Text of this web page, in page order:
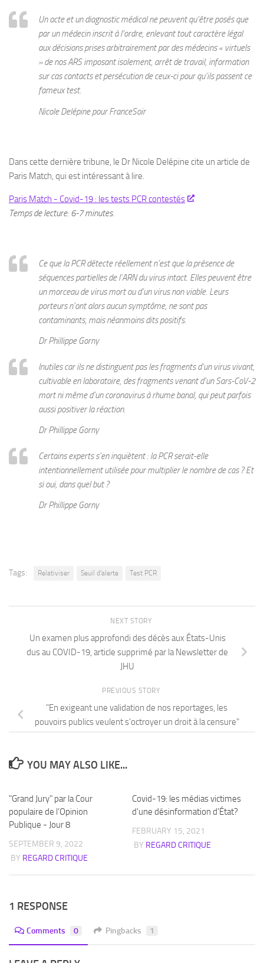
Un acte et un diagnostic médical ne peuvent qu’être posés que
par un médecin inscrit à l’ordre, enlevant tout caractère légal
aux décisions prises arbitrairement par des médecins « virtuels
» de nos ARS imposant isolement, arrêt de travail, information
sur cas contacts et persécution de ceux-ci pour qu’ils passent ce
fameux test.
Nicole Delépine pour FranceSoir
Dans cette dernière tribune, le Dr Nicole Delépine cite un article de
Paris Match, qui est intéressant à lire.
Paris Match - Covid-19 : les tests PCR contestés
Temps de lecture: 6-7 minutes.
Ce que la PCR détecte réellement n’est que la présence de
séquences partielles de l’ARN du virus intact. Elles peuvent être
un morceau de virus mort ou d’un virus non viable. Leurs
porteurs n’ont alors aucun symptôme, ne sont pas
contaminants, mais néanmoins dits positifs.
Dr Phillippe Gorny
Inutiles car ils ne distinguent pas les fragments d’un virus vivant,
cultivable en laboratoire, des fragments venant d’un Sars-CoV-2
mort ni même d’un coronavirus à rhume banal, qui peut parfois
aussi positiver la réaction.
Dr Phillippe Gorny
Certains experts s’en inquiètent : la PCR serait-elle
intentionnellement utilisée pour multiplier le nombre de cas ? Et
si oui, dans quel but ?
Dr Phillippe Gorny
Tags: Relativiser Seuil d'alerte Test PCR
NEXT STORY
Un examen plus approfondi des décès aux États-Unis
dus au COVID-19, article supprimé par la Newsletter de
JHU
PREVIOUS STORY
"En exigeant une validation de nos reportages, les
pouvoirs publics veulent s’octroyer un droit à la censure"
YOU MAY ALSO LIKE...
"Grand Jury" par la Cour
populaire de l’Opinion
Publique - Jour 8
SEPTEMBER 9, 2022
BY REGARD CRITIQUE
Covid-19: les médias victimes
d'une désinformation d'État?
FEBRUARY 15, 2021
BY REGARD CRITIQUE
1 RESPONSE
Comments 0 Pingbacks 1